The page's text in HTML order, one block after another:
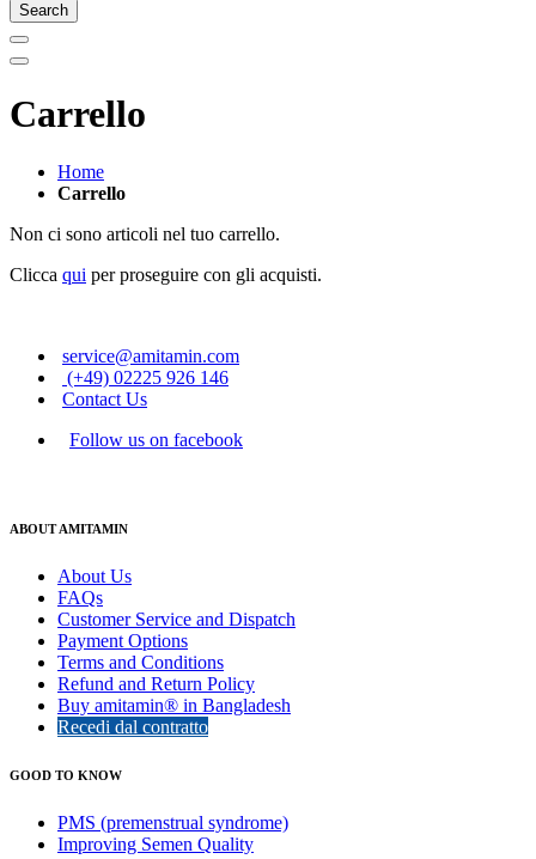
Search
Carrello
Home
Carrello
Non ci sono articoli nel tuo carrello.
Clicca qui per proseguire con gli acquisti.
service@amitamin.com
(+49) 02225 926 146
Contact Us
Follow us on facebook
ABOUT AMITAMIN
About Us
FAQs
Customer Service and Dispatch
Payment Options
Terms and Conditions
Refund and Return Policy
Buy amitamin® in Bangladesh
Recedi dal contratto
GOOD TO KNOW
PMS (premenstrual syndrome)
Improving Semen Quality